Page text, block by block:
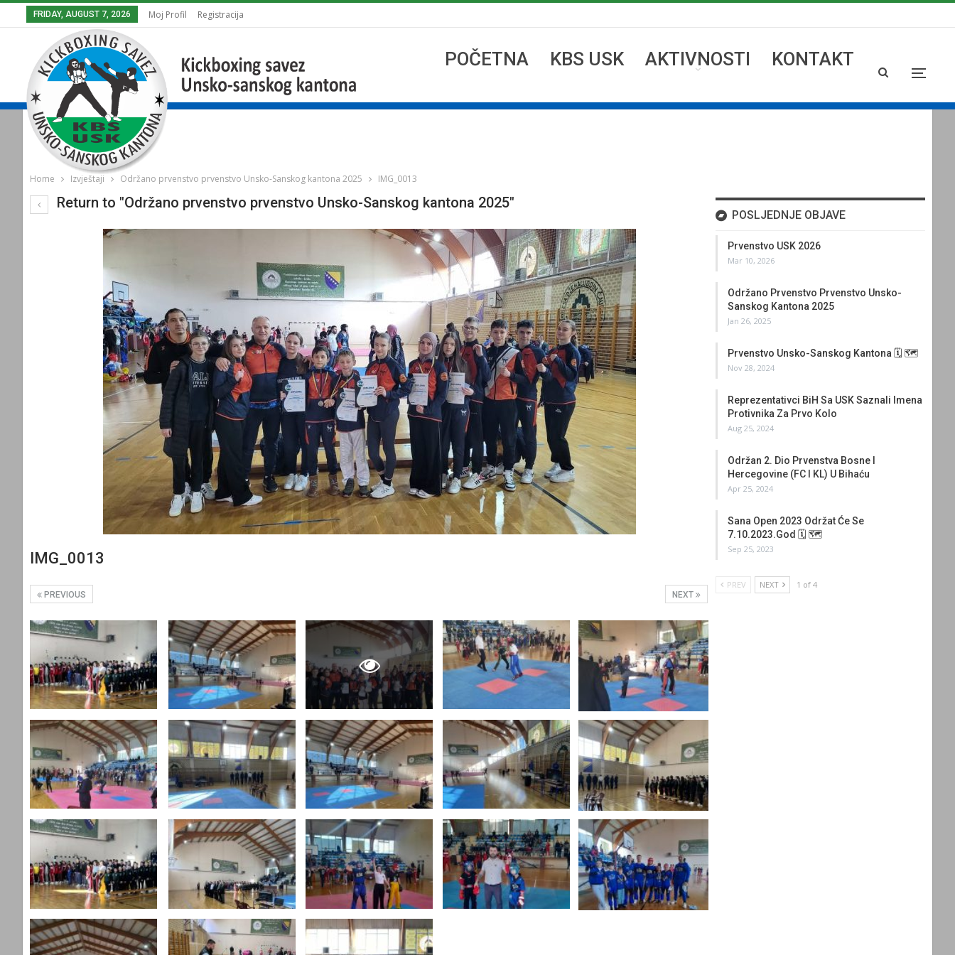
FRIDAY, AUGUST 7, 2026 Moj Profil Registracija
POČETNA KBS USK AKTIVNOSTI KONTAKT
Home Izvještaji Održano prvenstvo prvenstvo Unsko-Sanskog kantona 2025 IMG_0013
Return to "Održano prvenstvo prvenstvo Unsko-Sanskog kantona 2025"
IMG_0013
NEXT
PREVIOUS
POSLJEDNJE OBJAVE
Prvenstvo USK 2026
Mar 10, 2026
Održano Prvenstvo Prvenstvo Unsko-
Sanskog Kantona 2025
Jan 26, 2025
Prvenstvo Unsko-Sanskog Kantona 🗓 🗺
Nov 28, 2024
Reprezentativci BiH Sa USK Saznali Imena
Protivnika Za Prvo Kolo
Aug 25, 2024
Održan 2. Dio Prvenstva Bosne I
Hercegovine (FC I KL) U Bihaću
Apr 25, 2024
Sana Open 2023 Održat Će Se
7.10.2023.god 🗓 🗺
Sep 25, 2023
PREV NEXT 1 of 4